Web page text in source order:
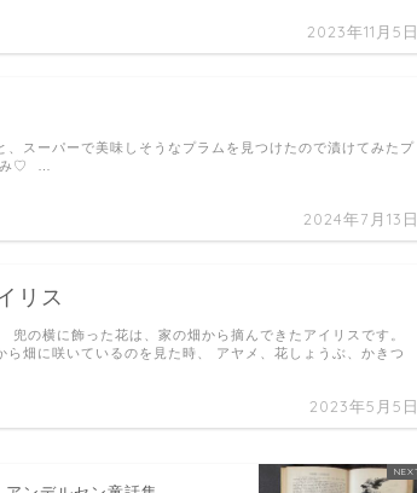
2023年11月5日
2024年7月13日
、スーパーで美味しそうなプラムを見つけたので漬けてみたプ
み♡ …
リス
2023年5月5日
兜の横に飾った花は、家の畑から摘んできたアイリスです。
ら畑に咲いているのを見た時、 アヤメ、花しょうぶ、かきつ